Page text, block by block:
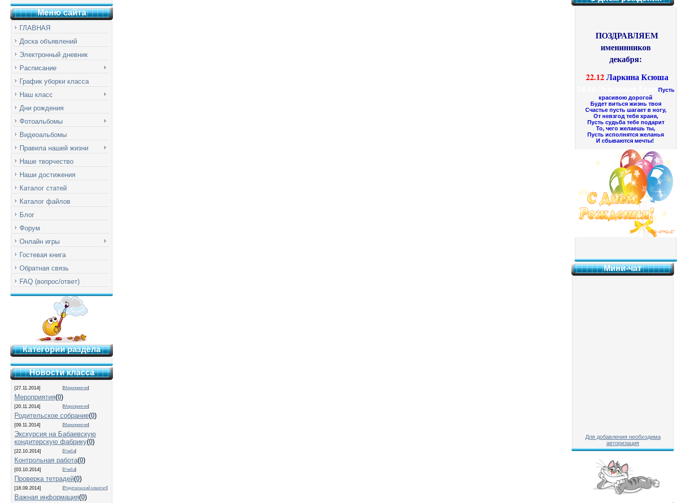
Меню сайта
ГЛАВНАЯ
Доска объявлений
Электронный дневник
Расписание
График уборки класса
Наш класс
Дни рождения
Фотоальбомы
Видеоальбомы
Правила нашей жизни
Наше творчество
Наши достижения
Каталог статей
Каталог файлов
Блог
Форум
Онлайн игры
Гостевая книга
Обратная связь
FAQ (вопрос/ответ)
Категории раздела
Новости класса
[27.11.2014] [Мероприятия]
Мероприятия(0)
[20.11.2014] [Мероприятия]
Родительское собрание(0)
[09.11.2014] [Мероприятия]
Экскурсия на Бабаевскую
кондитерскую фабрику(0)
[22.10.2014] [Учеба]
Контрольная работа(0)
[03.10.2014] [Учеба]
Проверка тетрадей(0)
[18.09.2014] [Родительский комитет]
Важная информация(0)
ПОЗДРАВЛЯЕМ
именинников
декабря:
22.12Ларкина Ксюша
Пусть
красивою дорогой
Будет виться жизнь твоя
Счастье пусть шагает в ногу,
От невзгод тебя храня,
Пусть судьба тебе подарит
То, чего желаешь ты,
Пусть исполнятся желанья
И сбываются мечты!
Мини-чат
Для добавления необходима
авторизация